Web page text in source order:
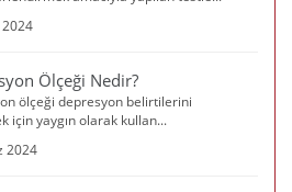
Ölçeği Nedir?
ölçeği depresyon belirtilerini
için yaygın olarak kullan...
2024